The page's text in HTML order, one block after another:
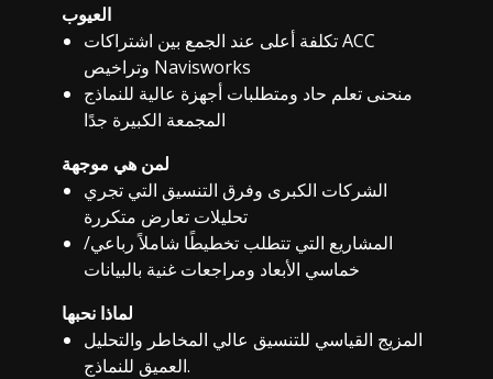
العيوب
تكلفة أعلى عند الجمع بين اشتراكات ACC
وتراخيص Navisworks
منحنى تعلم حاد ومتطلبات أجهزة عالية للنماذج
المجمعة الكبيرة جدًا
لمن هي موجهة
الشركات الكبرى وفرق التنسيق التي تجري
تحليلات تعارض متكررة
المشاريع التي تتطلب تخطيطًا شاملاً رباعي/
خماسي الأبعاد ومراجعات غنية بالبيانات
لماذا نحبها
المزيج القياسي للتنسيق عالي المخاطر والتحليل
العميق للنماذج.